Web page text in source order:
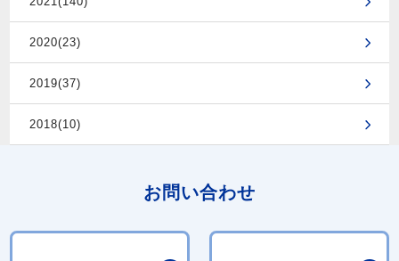
2020(23)
2019(37)
2018(10)
お問い合わせ